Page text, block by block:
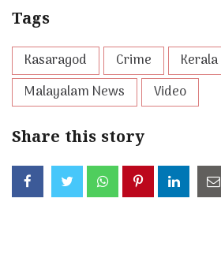
Tags
Kasaragod Crime Kerala
Malayalam News
Video
Share this story